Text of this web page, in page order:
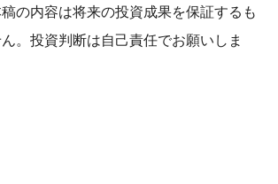
の内容は将来の投資成果を保証するも
。投資判断は自己責任でお願いしま